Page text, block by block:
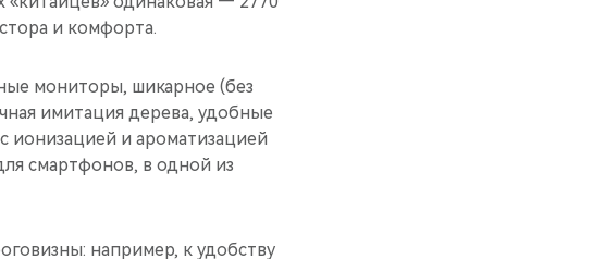
и комфорта.
мониторы, шикарное (без
имитация дерева, удобные
ионизацией и ароматизацией
смартфонов, в одной из
например, к удобству